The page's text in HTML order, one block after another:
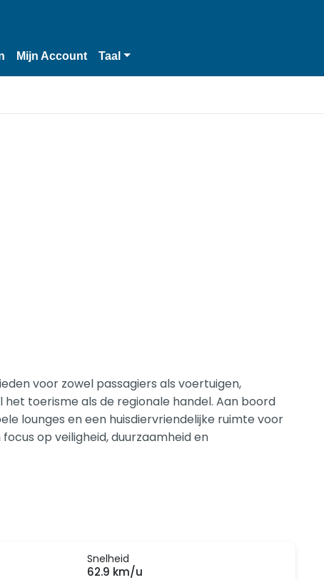
Mijn Account Taal
voor zowel passagiers als voertuigen,
toerisme als de regionale handel. Aan boord
lounges en een huisdiervriendelijke ruimte voor
op veiligheid, duurzaamheid en
Snelheid
62.9 km/u